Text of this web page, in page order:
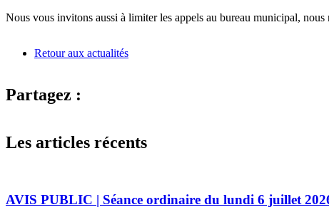
Nous vous invitons aussi à limiter les appels au bureau municipal,
Retour aux actualités
Partagez :
Les articles récents
AVIS PUBLIC | Séance ordinaire du lundi 6 juillet